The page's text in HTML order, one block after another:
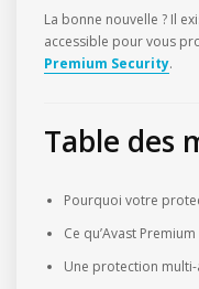
La bonne nouvelle ? Il
accessible pour vous
Premium Security.
Table des
Pourquoi votre
Ce qu’Avast
Une protection